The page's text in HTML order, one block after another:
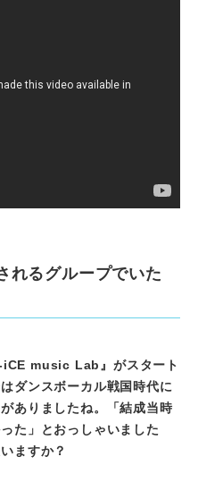
れるグループでいた
music Lab』がスタート
ダンスボーカル戦国時代に
ありましたね。「結成当時
た」とおっしゃいました
ますか？